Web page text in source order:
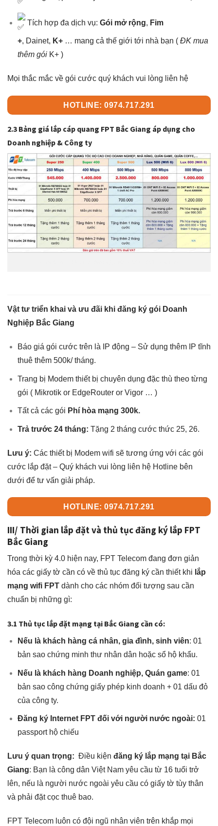
Tích hợp đa dịch vụ: Gói mở rộng, Fim
+, Dainet, K+… mang cả thế giới tới nhà bạn ( ĐK mua
thêm góiK+ )
Mọi thắc mắc về gói cước quý khách vui lòng liên hệ
HOTLINE: 0974.717.291
2.3 Bảng giá lắp cáp quang FPT Bắc Giang áp dụng cho
Doanh nghiệp & Công ty
Vật tư triển khai và ưu đãi khi đăng ký gói Doanh
Nghiệp Bắc Giang
Báo giá gói cước trên là IP động – Sử dụng thêm IP tĩnh
thuê thêm 500k/ tháng.
Trang bị Modem thiết bị chuyên dụng đặc thù theo từng
gói ( Mikrotik or EdgeRouter or Vigor … )
Tất cả các gói Phí hòa mạng 300k.
Trả trước 24 tháng: Tặng 2 tháng cước thức 25, 26.
Lưu ý: Các thiết bị Modem wifi sẽ tương ứng với các gói
cước lắp đặt – Quý khách vui lòng liên hệ Hotline bên
dưới để tư vấn giải pháp.
HOTLINE: 0974.717.291
III/ Thời gian lắp đặt và thủ tục đăng ký lắp FPT
Bắc Giang
Trong thời kỳ 4.0 hiện nay, FPT Telecom đang đơn giản
hóa các giấy tờ cần có về thủ tục đăng ký cần thiết khi lắp
mạng wifi FPT dành cho các nhóm đối tượng sau cần
chuẩn bị những gì:
3.1 Thủ tục lắp đặt mạng tại Bắc Giang cần có:
Nếu là khách hàng cá nhân, gia đình, sinh viên: 01
bản sao chứng minh thư nhân dân hoặc sổ hộ khẩu.
Nếu là khách hàng Doanh nghiệp, Quán game: 01
bản sao công chứng giấy phép kinh doanh + 01 dấu đỏ
của công ty.
Đăng ký Internet FPT đối với người nước ngoài: 01
passport hộ chiếu
Lưu ý quan trọng: Điều kiện đăng ký lắp mạng tại Bắc
Giang: Bạn là công dân Việt Nam yêu cầu từ 16 tuổi trở
lên, nếu là người nước ngoài yêu cầu có giấy tờ tùy thân
và phải đặt cọc thuê bao.
FPT Telecom luôn có đội ngũ nhân viên trên khắp mọi